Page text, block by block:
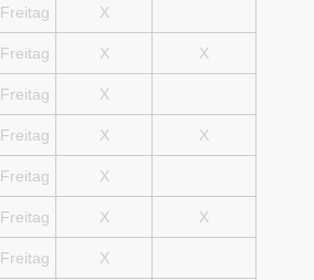
Freitag X
Freitag X X
Freitag X
Freitag X X
Freitag X
Freitag X X
Freitag X